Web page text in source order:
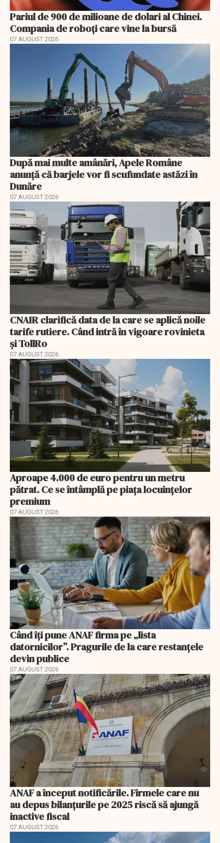
Pariul de 900 de milioane de dolari al Chinei.
Compania de roboți care vine la bursă
07 AUGUST 2026
După mai multe amânări, Apele Române
anunță că barjele vor fi scufundate astăzi în
Dunăre
07 AUGUST 2026
CNAIR clarifică data de la care se aplică noile
tarife rutiere. Când intră în vigoare rovinieta
și TollRo
07 AUGUST 2026
Aproape 4.000 de euro pentru un metru
pătrat. Ce se întâmplă pe piața locuințelor
premium
07 AUGUST 2026
Când îți pune ANAF firma pe „lista
datornicilor”. Pragurile de la care restanțele
devin publice
07 AUGUST 2026
ANAF a început notificările. Firmele care nu
au depus bilanțurile pe 2025 riscă să ajungă
inactive fiscal
07 AUGUST 2026